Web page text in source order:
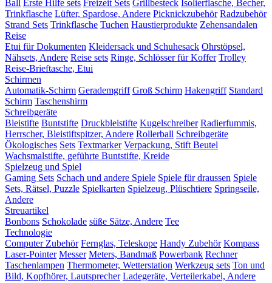
Ball Erste Hilfe sets Freizeit Sets Grillbesteck Isolierflasche, Becher,
Trinkflasche Lüfter, Spardose, Andere Picknickzubehör Radzubehör
Strand Sets Trinkflasche Tuchen Haustierprodukte Zehensandalen
Reise
Etui für Dokumenten Kleidersack und Schuhesack Ohrstöpsel,
Nähsets, Andere Reise sets Ringe, Schlösser für Koffer Trolley
Reise-Brieftasche, Etui
Schirmen
Automatik-Schirm Gerademgriff Groß Schirm Hakengriff Standard
Schirm Taschenshirm
Schreibgeräte
Bleistifte Buntstifte Druckbleistifte Kugelschreiber Radierfummis,
Herrscher, Bleistiftspitzer, Andere Rollerball Schreibgeräte
Ökologisches Sets Textmarker Verpackung, Stift Beutel
Wachsmalstifte, geführte Buntstifte, Kreide
Spielzeug und Spiel
Gaming Sets Schach und andere Spiele Spiele für draussen Spiele
Sets, Rätsel, Puzzle Spielkarten Spielzeug, Plüschtiere Springseile,
Andere
Streuartikel
Bonbons Schokolade süße Sätze, Andere Tee
Technologie
Computer Zubehör Fernglas, Teleskope Handy Zubehör Kompass
Laser-Pointer Messer Meters, Bandmaß Powerbank Rechner
Taschenlampen Thermometer, Wetterstation Werkzeug sets Ton und
Bild, Kopfhörer, Lautsprecher Ladegeräte, Verteilerkabel, Andere